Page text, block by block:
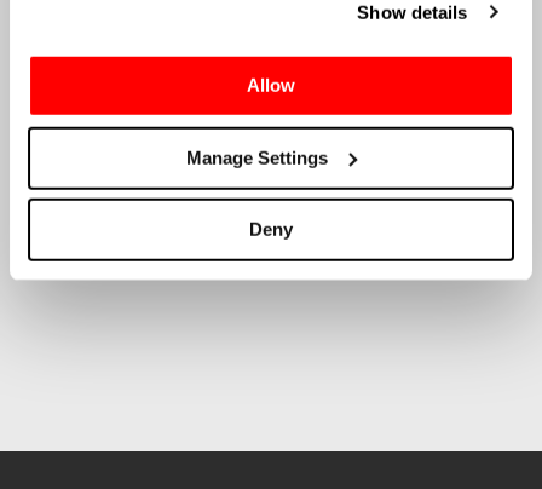
Show details
Allow
Manage Settings
Deny
Liquidation zur Verfügung stellen, einschließlich Unterlagen
darüber, wie Sie eine Forderung gegen das Unternehmen geltend
machen können.
kann kontaktiert werden unter
motorsport.tickets@crowe.co.uk